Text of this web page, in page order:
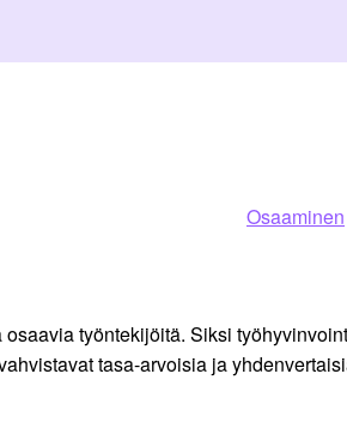
Osaaminen
työntekijöitä. Siksi
tasa-arvoisia ja